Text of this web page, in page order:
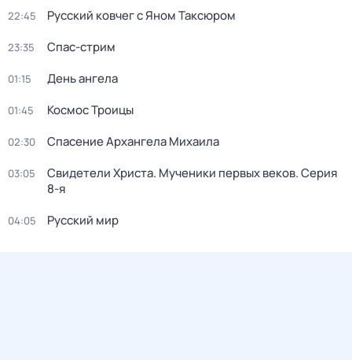
22:45 Русский ковчег с Яном Таксюром
23:35 Спас-стрим
01:15 День ангела
01:45 Космос Троицы
02:30 Спасение Архангела Михаила
03:05 Свидетели Христа. Мученики первых веков. Серия
8-я
04:05 Русский мир